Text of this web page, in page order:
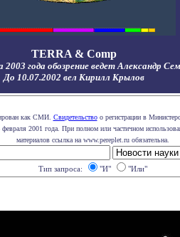
TERRA & Comp
2003 года обозрение ведет Александр
До 10.07.2002 вел Кирилл Крылов
как СМИ. Свидетельствоо регистрации в
февраля 2001 года. При полном или частичном
материалов ссылка на www.pereplet.ru обязательна.
Тип запроса: "И" "Или"